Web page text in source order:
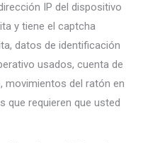
IP del dispositivo
y tiene el captcha
datos de identificación
usados, cuenta de
movimientos del ratón en
que requieren que usted